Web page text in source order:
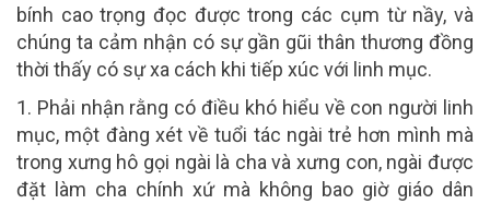
bính cao trọng đọc được trong các cụm từ nầy, và
chúng ta cảm nhận có sự gần gũi thân thương đồng
thời thấy có sự xa cách khi tiếp xúc với linh mục.
1. Phải nhận rằng có điều khó hiểu về con người linh
mục, một đàng xét về tuổi tác ngài trẻ hơn mình mà
trong xưng hô gọi ngài là cha và xưng con, ngài được
đặt làm cha chính xứ mà không bao giờ giáo dân